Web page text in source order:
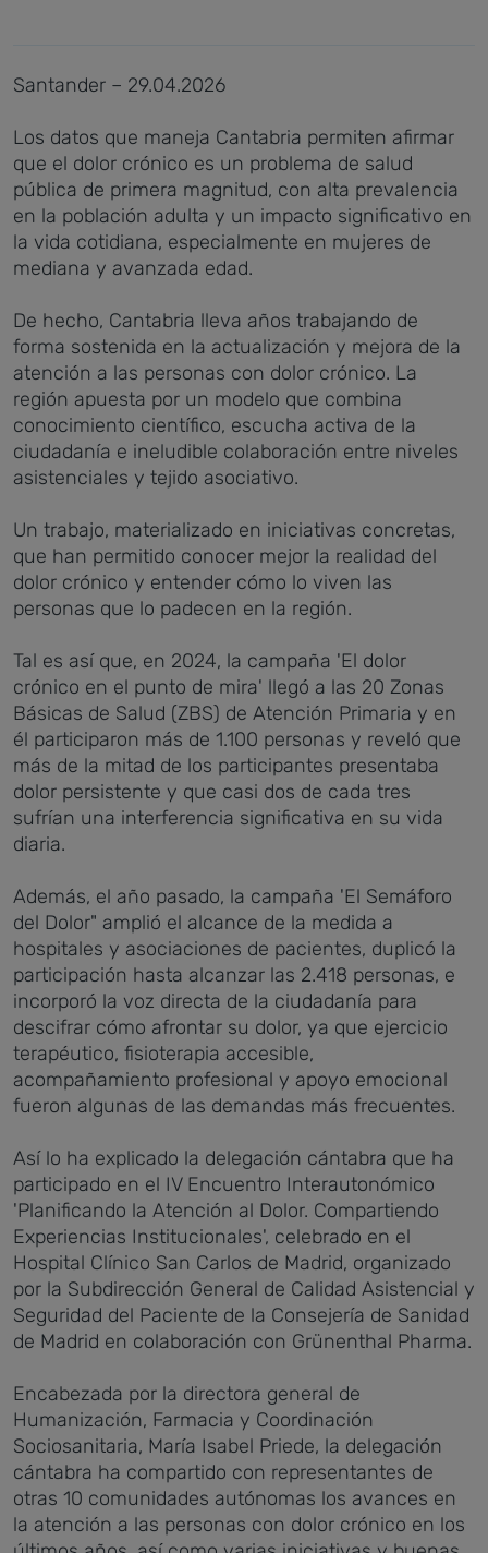
Santander – 29.04.2026
Los datos que maneja Cantabria permiten afirmar
que el dolor crónico es un problema de salud
pública de primera magnitud, con alta prevalencia
en la población adulta y un impacto significativo en
la vida cotidiana, especialmente en mujeres de
mediana y avanzada edad.
De hecho, Cantabria lleva años trabajando de
forma sostenida en la actualización y mejora de la
atención a las personas con dolor crónico. La
región apuesta por un modelo que combina
conocimiento científico, escucha activa de la
ciudadanía e ineludible colaboración entre niveles
asistenciales y tejido asociativo.
Un trabajo, materializado en iniciativas concretas,
que han permitido conocer mejor la realidad del
dolor crónico y entender cómo lo viven las
personas que lo padecen en la región.
Tal es así que, en 2024, la campaña 'El dolor
crónico en el punto de mira' llegó a las 20 Zonas
Básicas de Salud (ZBS) de Atención Primaria y en
él participaron más de 1.100 personas y reveló que
más de la mitad de los participantes presentaba
dolor persistente y que casi dos de cada tres
sufrían una interferencia significativa en su vida
diaria.
Además, el año pasado, la campaña 'El Semáforo
del Dolor" amplió el alcance de la medida a
hospitales y asociaciones de pacientes, duplicó la
participación hasta alcanzar las 2.418 personas, e
incorporó la voz directa de la ciudadanía para
descifrar cómo afrontar su dolor, ya que ejercicio
terapéutico, fisioterapia accesible,
acompañamiento profesional y apoyo emocional
fueron algunas de las demandas más frecuentes.
Así lo ha explicado la delegación cántabra que ha
participado en el IV Encuentro Interautonómico
'Planificando la Atención al Dolor. Compartiendo
Experiencias Institucionales', celebrado en el
Hospital Clínico San Carlos de Madrid, organizado
por la Subdirección General de Calidad Asistencial y
Seguridad del Paciente de la Consejería de Sanidad
de Madrid en colaboración con Grünenthal Pharma.
Encabezada por la directora general de
Humanización, Farmacia y Coordinación
Sociosanitaria, María Isabel Priede, la delegación
cántabra ha compartido con representantes de
otras 10 comunidades autónomas los avances en
la atención a las personas con dolor crónico en los